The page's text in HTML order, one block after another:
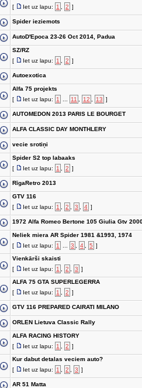
[
Iet uz lapu: 1 2 ]
Spider ieziemots
AutoD'Epoca 23-26 Oct 2014, Padua
SZ/RZ
[
Iet uz lapu: 1 2 ]
Autoexotica
Alfa 75 projekts
[
Iet uz lapu: 1 11 12 13 ]
AUTOMEDON 2013 PARIS LE BOURGET
ALFA CLASSIC DAY MONTHLERY
vecie srotiņi
Spider S2 top labaaks
[
Iet uz lapu: 1 2 ]
RīgaRetro 2013
GTV 116
[
Iet uz lapu: 1 2 3 4 ]
1972 Alfa Romeo Bertone 105 Giulia Gtv
Neliek miera AR Spider 1981 &1993, 1974
[
Iet uz lapu: 1 3 4 5 ]
Vienkārši skaisti
[
Iet uz lapu: 1 2 3 ]
ALFA 75 GTA SUPERLEGERRA
[
Iet uz lapu: 1 2 ]
GTV 116 PREPARED CAIRATI MILANO
ORLEN Lietuva Classic Rally
ALFA RACING HISTORY
[
Iet uz lapu: 1 2 ]
Kur dabut detalas veciem auto?
[
Iet uz lapu: 1 2 3 ]
AR 51 Matta